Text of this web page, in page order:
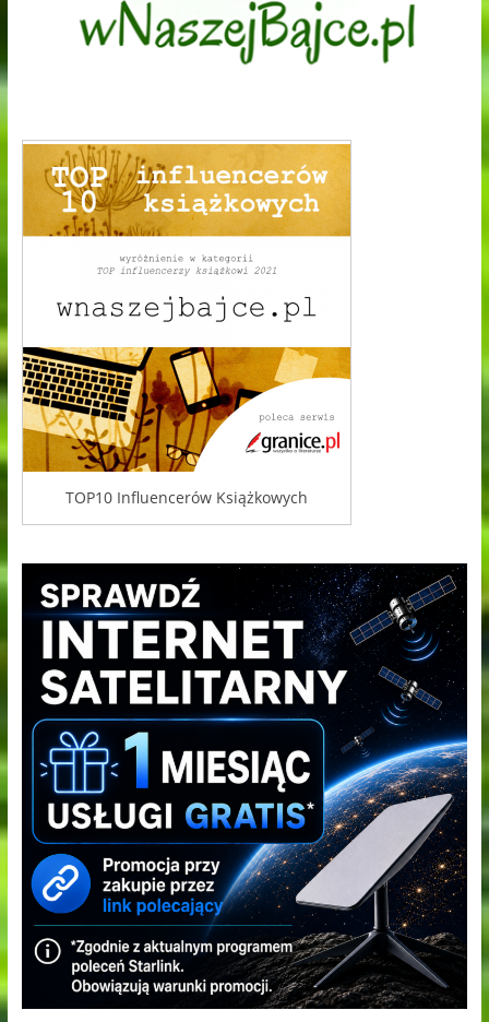
TOP10 Influencerów Książkowych